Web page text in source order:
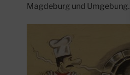
Magdeburg und Umgebung.